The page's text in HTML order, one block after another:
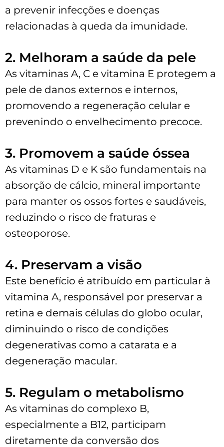
a prevenir infecções e doenças
relacionadas à queda da imunidade.
2. Melhoram a saúde da pele
As vitaminas A, C e vitamina E protegem a
pele de danos externos e internos,
promovendo a regeneração celular e
prevenindo o envelhecimento precoce.
3. Promovem a saúde óssea
As vitaminas D e K são fundamentais na
absorção de cálcio, mineral importante
para manter os ossos fortes e saudáveis,
reduzindo o risco de fraturas e
osteoporose.
4. Preservam a visão
Este benefício é atribuído em particular à
vitamina A, responsável por preservar a
retina e demais células do globo ocular,
diminuindo o risco de condições
degenerativas como a catarata e a
degeneração macular.
5. Regulam o metabolismo
As vitaminas do complexo B,
especialmente a B12, participam
diretamente da conversão dos